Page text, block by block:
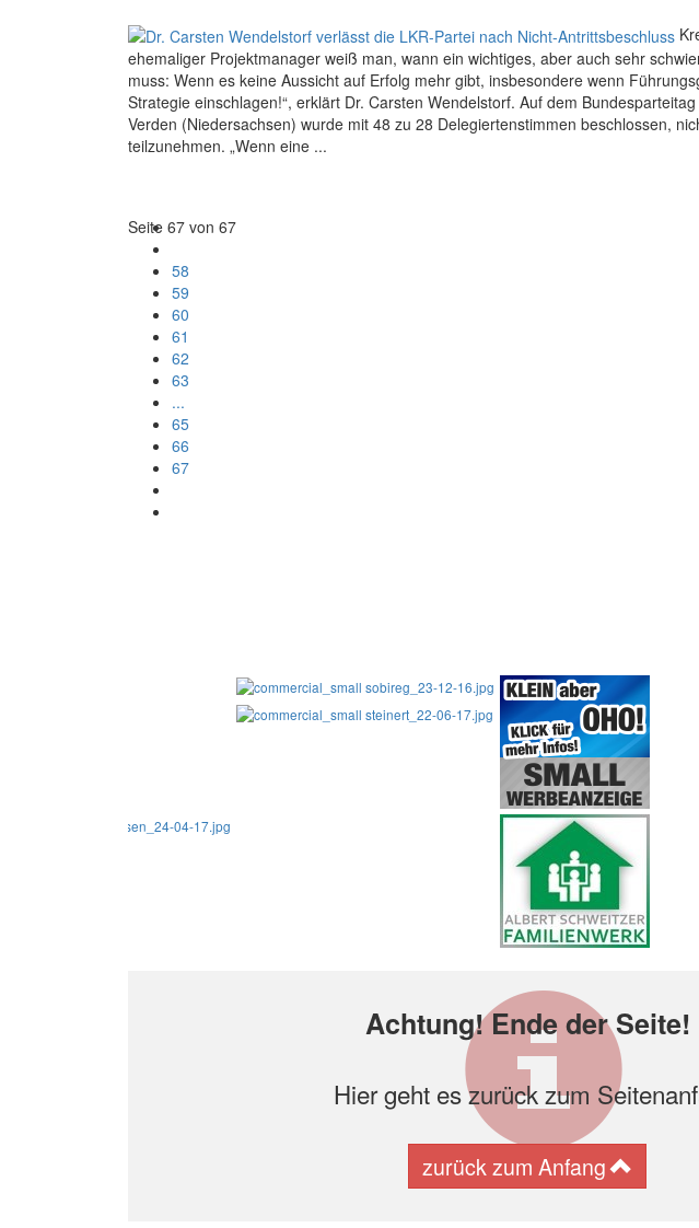
ehemaliger Projektmanager weiß man, wann ein wichtiges, aber auch sehr
muss: Wenn es keine Aussicht auf Erfolg mehr gibt, insbesondere wenn
Strategie einschlagen!“, erklärt Dr. Carsten Wendelstorf. Auf dem
Verden (Niedersachsen) wurde mit 48 zu 28 Delegiertenstimmen beschlossen,
teilzunehmen. „Wenn eine ...
Seite 67 von 67
58
59
60
61
62
63
...
65
66
67
Achtung! Ende der Seite!
Hier geht es zurück zum
zurück zum Anfang